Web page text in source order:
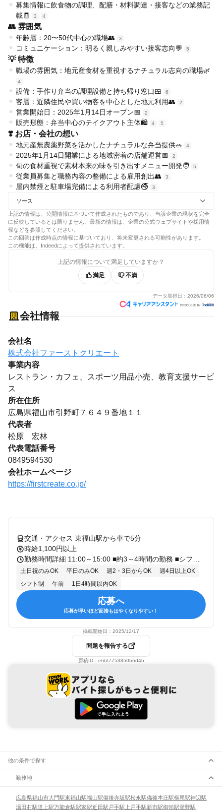
募集情報に飲食物の調理、配膳・材料調達・接客などの業務記
載🧾
3 4
👥 雰囲気
年齢層：20〜50代中心の職場👥 3
コミュニケーション：明るく親しみやすい接客志向💬 5
💡 特徴
職場の雰囲気：地元産食材を重視するナチュラル志向の職場🌿
4
設備：手作り弁当の調理設備と持ち帰り窓口🍱 6
客層：近隣住民や買い物客を中心とした地元利用👥 2
営業開始日：2025年1月14日オープン📅 2
販売形態：弁当中心のテイクアウト主体🛍️ 4 5
❣️ お店・会社の想い
地元産無農薬野菜を活かしたナチュラルな弁当提供🥗 4
2025年1月14日開業による地域密着の店舗運営📅 2
旬の食材重視で素材本来の味を引き出すメニュー開発🧑 5
従業員募集と職務内容の整備による雇用創出👥 3
屋内禁煙と駐車場完備による利用者配慮🚭 3
ソース
上記の情報は、公開情報に基づいて作成されたものであり、当該企業の現状を完全
に反映しているとは限りません。最新の情報は、企業の公式ウェブサイトや採用情
報などを参照してください。
この回答は作成時点の情報に基づいており、将来変更される可能性があります。
この機能は、Indeedによって提供されています。
上記の情報について満足していますか？
満足
不満
データ取得日： 2026/06/06
会社情報
会社名
株式会社ファーストクリエート
事業内容
レストラン・カフェ、スポーツ用品小売、教育支援サービ
ス
所在住所
広島県福山市引野町７６４９番地１１
代表者
松原 宏林
代表電話番号
0849594530
会社ホームページ
https://firstcreate.co.jp/
交通・アクセス 東福山駅から車で5分
時給1,100円以上
土日祝のみOK 平日のみOK 週2・3日からOK
週4日以上OK
シフト制
午前 1日4時間以内OK
応募へ
応募が早いほど面接もはやくなりやすい！
掲載開始日： 2025/12/17
問題を報告する
原稿ID： e6bf7753850b6d4b
他の条件で探す
勤務地
広島県福山市大門駅東福山駅福山駅備後赤坂駅松永駅備後本庄駅横尾駅神辺駅
湯田村駅道上駅万能倉駅駅家駅近田駅 戸手駅 上戸手駅新市駅御領駅湯野駅